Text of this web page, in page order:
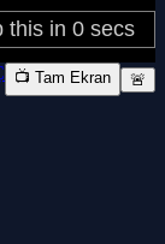
📺 Tam Ekran 🚨